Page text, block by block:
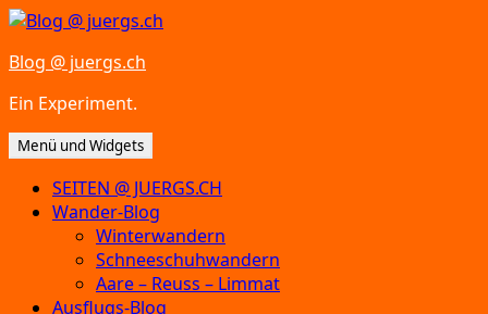
Zum
springen
Blog @ juergs.ch
Ein Experiment.
Menü und Widgets
SEITEN @ JUERGS.CH
Wander-Blog
Winterwandern
Schneeschuhwandern
Aare – Reuss – Limmat
Ausflugs-Blog